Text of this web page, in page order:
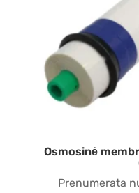
Osmosinė
Prenumerata